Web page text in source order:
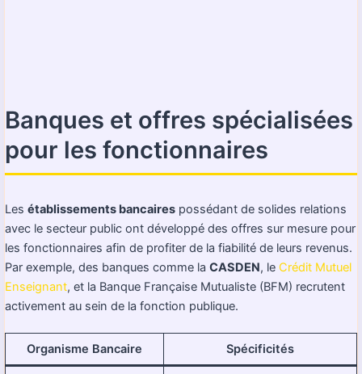
Banques et offres spécialisées
pour les fonctionnaires
Les établissements bancaires possédant de solides relations
avec le secteur public ont développé des offres sur mesure pour
les fonctionnaires afin de profiter de la fiabilité de leurs revenus.
Par exemple, des banques comme la CASDEN, le Crédit Mutuel
Enseignant, et la Banque Française Mutualiste (BFM) recrutent
activement au sein de la fonction publique.
Organisme Bancaire Spécificités